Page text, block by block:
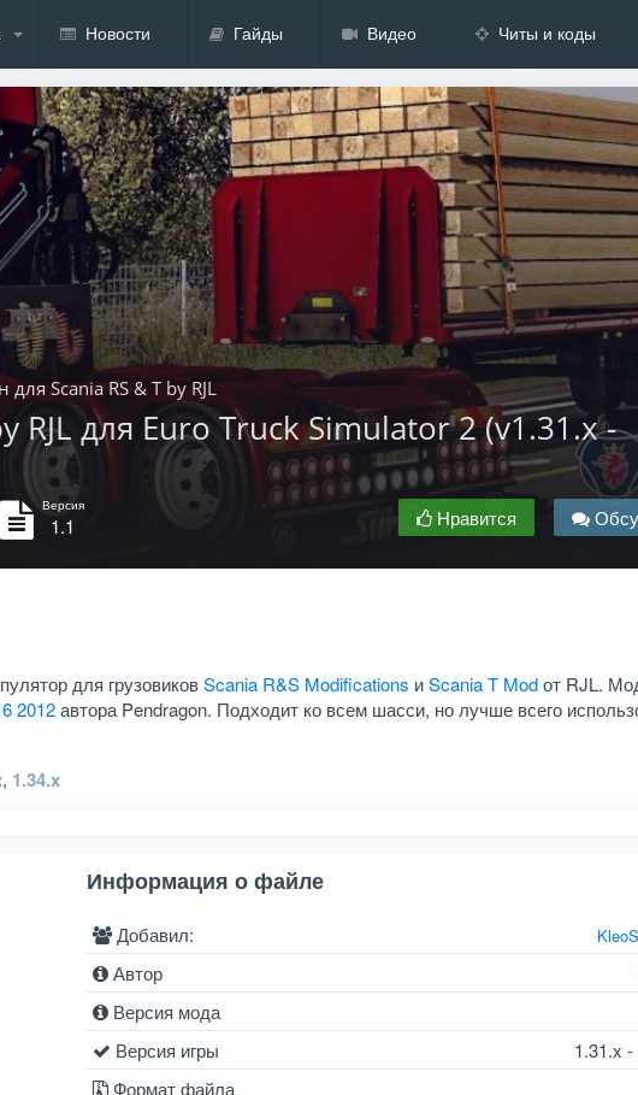
Новости Гайды Видео Читы и коды
для Scania RS & T by RJL
RJL для Euro Truck Simulator 2 (v1.31.x -
Версия
1.1 Нравится
для грузовиковScania R&S Modifications иScania T Modот RJL.
2012автора Pendragon. Подходит ко всем шасси, но лучше всего
, 1.34.x
Информация о файле
Добавил:
Автор
Версия мода
Версия игры
1.31.x
Формат файла